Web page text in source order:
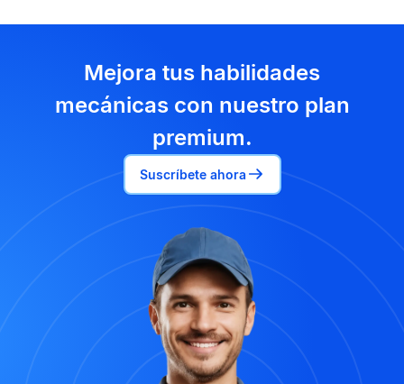
Mejora tus habilidades
mecánicas con nuestro plan
premium.
Suscríbete ahora